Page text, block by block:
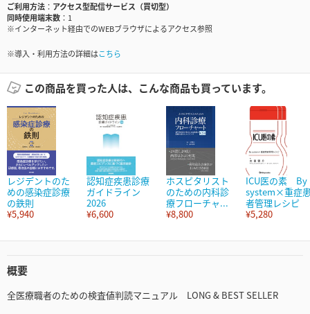
ご利用方法
アクセス型配信サービス（買切型）
同時使用端末数
1
※インターネット経由でのWEBブラウザによるアクセス参照
※導入・利用方法の詳細はこちら
この商品を買った人は、こんな商品も買っています。
レジデントのた
めの感染症診療
の鉄則
¥5,940
認知症疾患診療
ガイドライン
2026
¥6,600
ホスピタリスト
のための内科診
療フローチャ...
¥8,800
ICU医の素 By
system×重症
者管理レシピ
¥5,280
概要
全医療職者のための検査値判読マニュアル LONG & BEST SELLER